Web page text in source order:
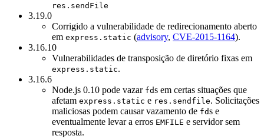
res.sendFile
3.19.0
Corrigido a vulnerabilidade de redirecionamento aberto
em express.static (advisory, CVE-2015-1164).
3.16.10
Vulnerabilidades de transposição de diretório fixas em
express.static.
3.16.6
Node.js 0.10 pode vazar fds em certas situações que
afetam express.static e res.sendfile. Solicitações
maliciosas podem causar vazamento de fds e
eventualmente levar a erros EMFILE e servidor sem
resposta.